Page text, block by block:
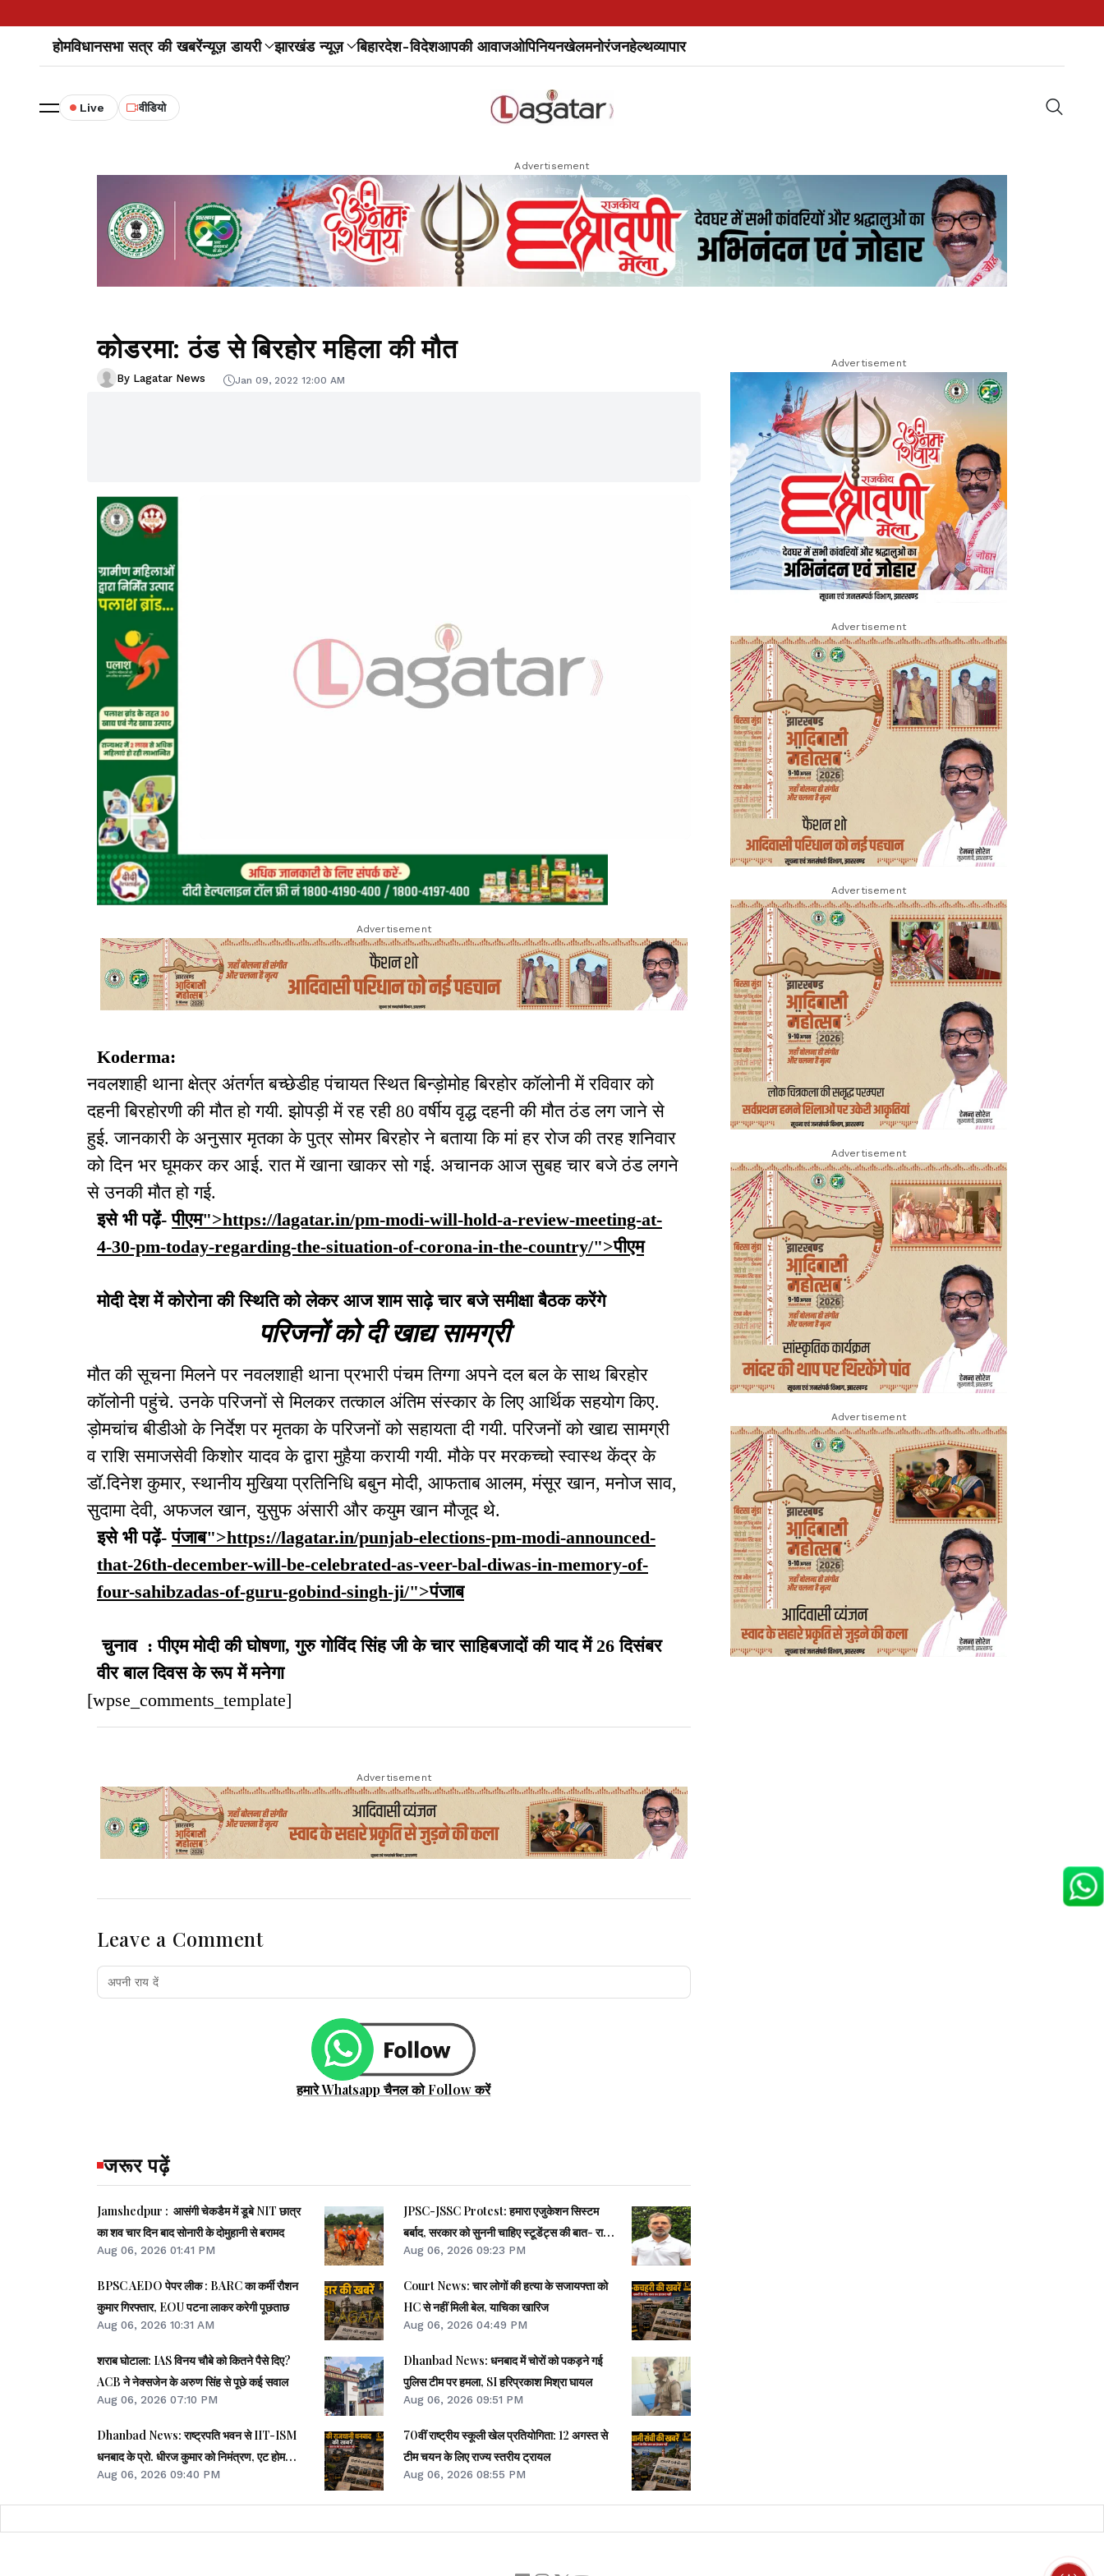
होमविधानसभा सत्र की खबरेंन्यूज़ डायरी झारखंड न्यूज़ बिहारदेश-विदेशआपकी आवाजओपिनियनखेलमनोरंजनहेल्थव्यापार
Live वीडियो
Advertisement
कोडरमा: ठंड से बिरहोर महिला की मौत
By Lagatar News Jan 09, 2022 12:00 AM
Advertisement
Koderma:
नवलशाही थाना क्षेत्र अंतर्गत बच्छेडीह पंचायत स्थित बिन्ड़ोमोह बिरहोर कॉलोनी में रविवार को
दहनी बिरहोरणी की मौत हो गयी. झोपड़ी में रह रही 80 वर्षीय वृद्ध दहनी की मौत ठंड लग जाने से
हुई. जानकारी के अनुसार मृतका के पुत्र सोमर बिरहोर ने बताया कि मां हर रोज की तरह शनिवार
को दिन भर घूमकर कर आई. रात में खाना खाकर सो गई. अचानक आज सुबह चार बजे ठंड लगने
से उनकी मौत हो गई.
इसे भी पढ़ें-पीएम">https://lagatar.in/pm-modi-will-hold-a-review-meeting-at-
4-30-pm-today-regarding-the-situation-of-corona-in-the-country/">पीएम
मोदी देश में कोरोना की स्थिति को लेकर आज शाम साढ़े चार बजे समीक्षा बैठक करेंगे
परिजनों को दी खाद्य सामग्री
मौत की सूचना मिलने पर नवलशाही थाना प्रभारी पंचम तिग्गा अपने दल बल के साथ बिरहोर
कॉलोनी पहुंचे. उनके परिजनों से मिलकर तत्काल अंतिम संस्कार के लिए आर्थिक सहयोग किए.
ड़ोमचांच बीडीओ के निर्देश पर मृतका के परिजनों को सहायता दी गयी. परिजनों को खाद्य सामग्री
व राशि समाजसेवी किशोर यादव के द्वारा मुहैया करायी गयी. मौके पर मरकच्चो स्वास्थ केंद्र के
डॉ.दिनेश कुमार, स्थानीय मुखिया प्रतिनिधि बबुन मोदी, आफताब आलम, मंसूर खान, मनोज साव,
सुदामा देवी, अफजल खान, युसुफ अंसारी और कयुम खान मौजूद थे.
इसे भी पढ़ें-पंजाब">https://lagatar.in/punjab-elections-pm-modi-announced-
that-26th-december-will-be-celebrated-as-veer-bal-diwas-in-memory-of-
four-sahibzadas-of-guru-gobind-singh-ji/">पंजाब
चुनाव : पीएम मोदी की घोषणा, गुरु गोविंद सिंह जी के चार साहिबजादों की याद में 26 दिसंबर
वीर बाल दिवस के रूप में मनेगा
[wpse_comments_template]
Advertisement
Leave a Comment
हमारे Whatsapp चैनल को Follow करें
जरूर पढ़ें
Jamshedpur : आसंगी चेकडैम में डूबे NIT छात्र
का शव चार दिन बाद सोनारी के दोमुहानी से बरामद
Aug 06, 2026 01:41 PM
BPSC AEDO पेपर लीक : BARC का कर्मी रौशन
कुमार गिरफ्तार, EOU पटना लाकर करेगी पूछताछ
Aug 06, 2026 10:31 AM
शराब घोटाला: IAS विनय चौबे को कितने पैसे दिए?
ACB ने नेक्सजेन के अरुण सिंह से पूछे कई सवाल
Aug 06, 2026 07:10 PM
Dhanbad News: राष्ट्रपति भवन से IIT-ISM
धनबाद के प्रो. धीरज कुमार को निमंत्रण, एट होम
समारोह होंगे शामिल
Aug 06, 2026 09:40 PM
JPSC-JSSC Protest: हमारा एजुकेशन सिस्टम
बर्बाद, सरकार को सुननी चाहिए स्टूडेंट्स की बात- राहुल
गांधी
Aug 06, 2026 09:23 PM
Court News: चार लोगों की हत्या के सजायफ्ता को
HC से नहीं मिली बेल, याचिका खारिज
Aug 06, 2026 04:49 PM
Dhanbad News: धनबाद में चोरों को पकड़ने गई
पुलिस टीम पर हमला, SI हरिप्रकाश मिश्रा घायल
Aug 06, 2026 09:51 PM
70वीं राष्ट्रीय स्कूली खेल प्रतियोगिता: 12 अगस्त से
टीम चयन के लिए राज्य स्तरीय ट्रायल
Aug 06, 2026 08:55 PM
Advertisement
Advertisement
Advertisement
Advertisement
Advertisement